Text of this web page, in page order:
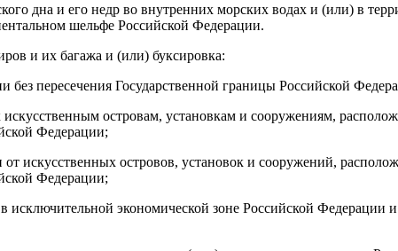
дна и его недр во внутренних морских водах и (или) в
шельфе Российской Федерации.
и их багажа и (или) буксировка:
пересечения Государственной границы Российской
островам, установкам и сооружениям,
Федерации;
искусственных островов, установок и сооружений,
Федерации;
экономической зоне Российской Федерации